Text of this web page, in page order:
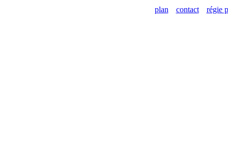
plan contact régie